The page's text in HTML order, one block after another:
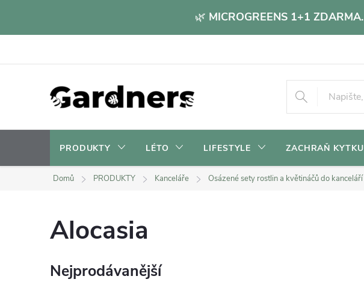
🌿 MICROGREENS 1+1 ZDARMA.
PRODUKTY LÉTO LIFESTYLE ZACHRAŇ KYTKU
Domů PRODUKTY Kanceláře Osázené sety rostlin a květináčů do kanceláří
Alocasia
Nejprodávanější